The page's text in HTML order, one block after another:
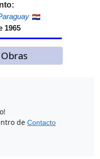
1965
de Contacto